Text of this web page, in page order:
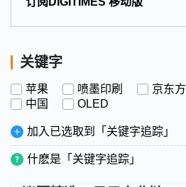
关键字
苹果 喷墨印刷 京东方
中国
OLED
加入已选取到「关键字追踪」
什麽是「关键字追踪」